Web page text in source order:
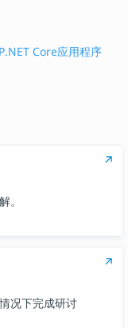
Core应用程序
。
况下完成研讨